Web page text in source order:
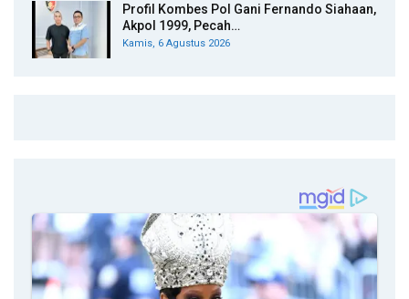
Profil Kombes Pol Gani Fernando Siahaan,
Akpol 1999, Pecah…
Kamis, 6 Agustus 2026